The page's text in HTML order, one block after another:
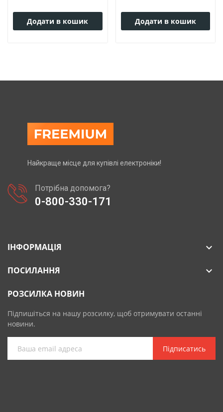
Додати в кошик Додати в кошик
Найкраще місце для купівлі електроніки!
Потрібна допомога?
0-800-330-171
ІНФОРМАЦІЯ 
ПОСИЛАННЯ 
РОЗСИЛКА НОВИН
Підпишіться на нашу розсилку, щоб отримувати останні
новини.
Підписатись